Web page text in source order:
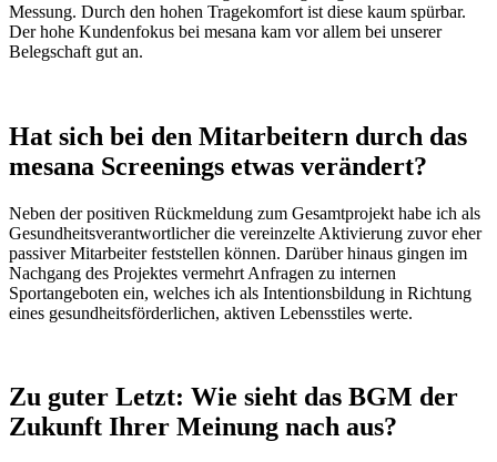
Messung. Durch den hohen Tragekomfort ist diese kaum spürbar.
Der hohe Kundenfokus bei mesana kam vor allem bei unserer
Belegschaft gut an.
Hat sich bei den Mitarbeitern durch das
mesana Screenings etwas verändert?
Neben der positiven Rückmeldung zum Gesamtprojekt habe ich als
Gesundheitsverantwortlicher die vereinzelte Aktivierung zuvor eher
passiver Mitarbeiter feststellen können. Darüber hinaus gingen im
Nachgang des Projektes vermehrt Anfragen zu internen
Sportangeboten ein, welches ich als Intentionsbildung in Richtung
eines gesundheitsförderlichen, aktiven Lebensstiles werte.
Zu guter Letzt: Wie sieht das BGM der
Zukunft Ihrer Meinung nach aus?